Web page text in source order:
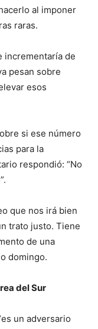
al imponer
raras.
incrementaría de
pesan sobre
esos
si ese número
para la
respondió: “No
que nos irá bien
trato justo. Tiene
de una
domingo.
del Sur
un adversario